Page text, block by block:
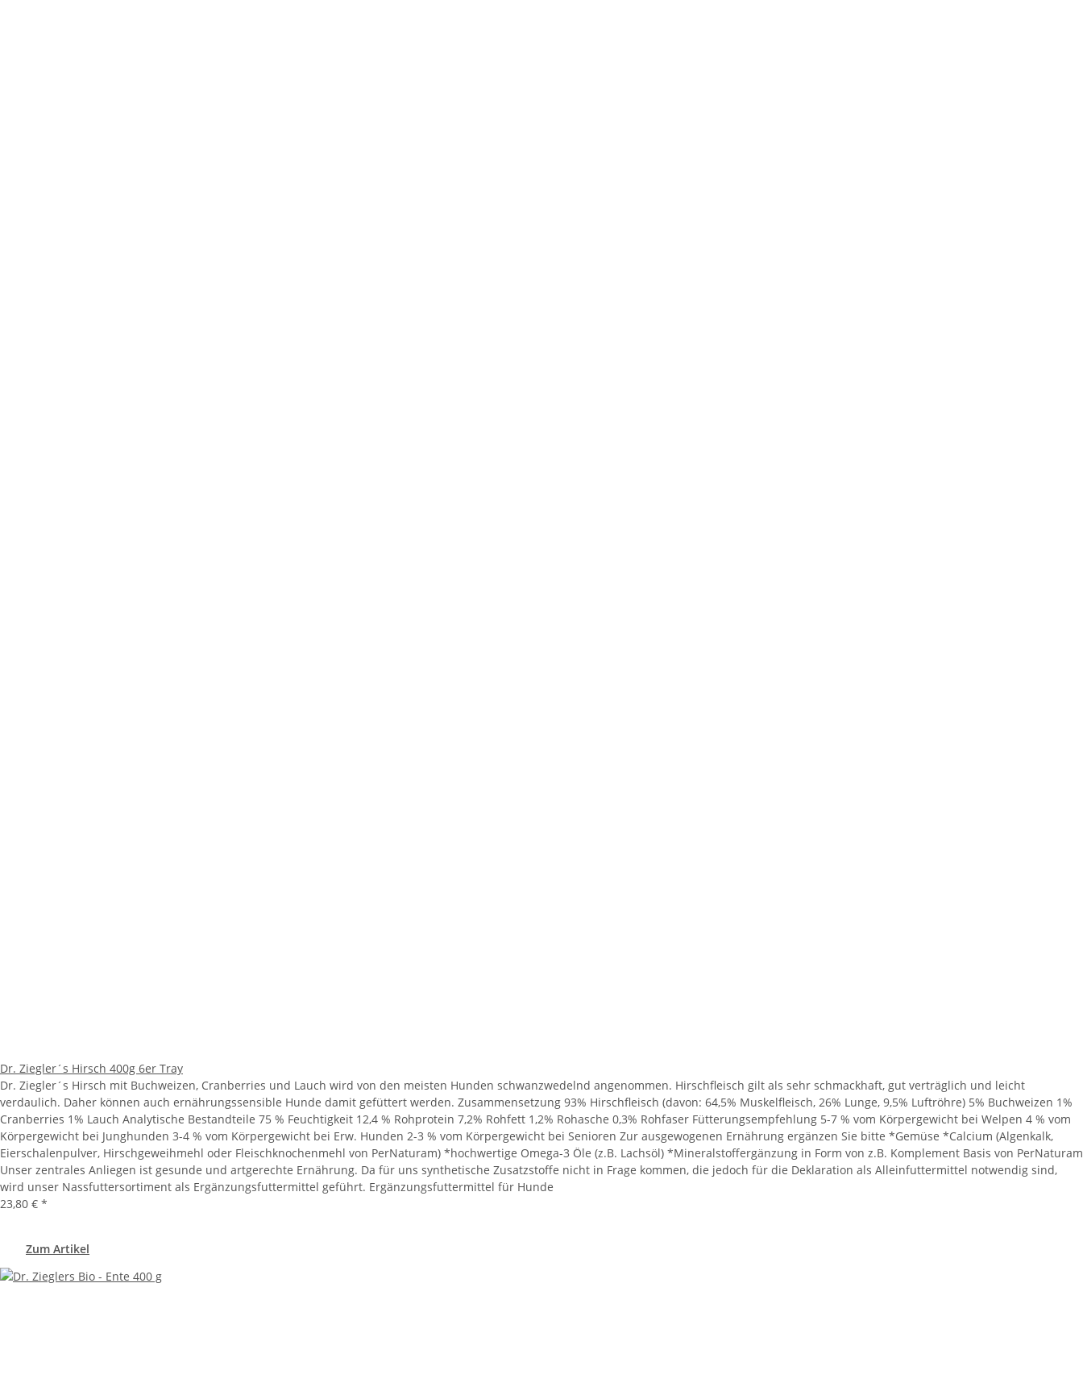
Dr. Ziegler´s Hirsch 400g 6er Tray
Dr. Ziegler´s Hirsch mit Buchweizen, Cranberries und Lauch wird von den meisten Hunden schwanzwedelnd angenommen. Hirschfleisch gilt als sehr schmackhaft, gut verträglich und leicht
verdaulich. Daher können auch ernährungssensible Hunde damit gefüttert werden. Zusammensetzung 93% Hirschfleisch (davon: 64,5% Muskelfleisch, 26% Lunge, 9,5% Luftröhre) 5% Buchweizen 1%
Cranberries 1% Lauch Analytische Bestandteile 75 % Feuchtigkeit 12,4 % Rohprotein 7,2% Rohfett 1,2% Rohasche 0,3% Rohfaser Fütterungsempfehlung 5-7 % vom Körpergewicht bei Welpen 4 % vom
Körpergewicht bei Junghunden 3-4 % vom Körpergewicht bei Erw. Hunden 2-3 % vom Körpergewicht bei Senioren Zur ausgewogenen Ernährung ergänzen Sie bitte *Gemüse *Calcium (Algenkalk,
Eierschalenpulver, Hirschgeweihmehl oder Fleischknochenmehl von PerNaturam) *hochwertige Omega-3 Öle (z.B. Lachsöl) *Mineralstoffergänzung in Form von z.B. Komplement Basis von PerNaturam
Unser zentrales Anliegen ist gesunde und artgerechte Ernährung. Da für uns synthetische Zusatzstoffe nicht in Frage kommen, die jedoch für die Deklaration als Alleinfuttermittel notwendig sind,
wird unser Nassfuttersortiment als Ergänzungsfuttermittel geführt. Ergänzungsfuttermittel für Hunde
23,80 € *
Zum Artikel